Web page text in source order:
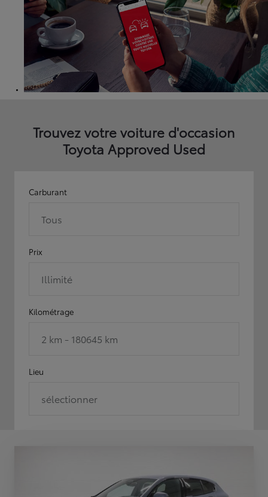
Trouvez votre voiture d'occasion
Toyota Approved Used
Carburant
Tous
Prix
Illimité
Kilométrage
2 km - 180645 km
Lieu
sélectionner